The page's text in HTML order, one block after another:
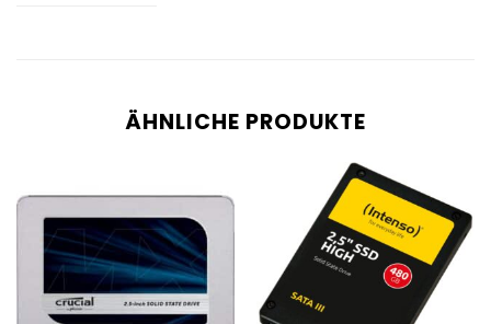
ÄHNLICHE PRODUKTE